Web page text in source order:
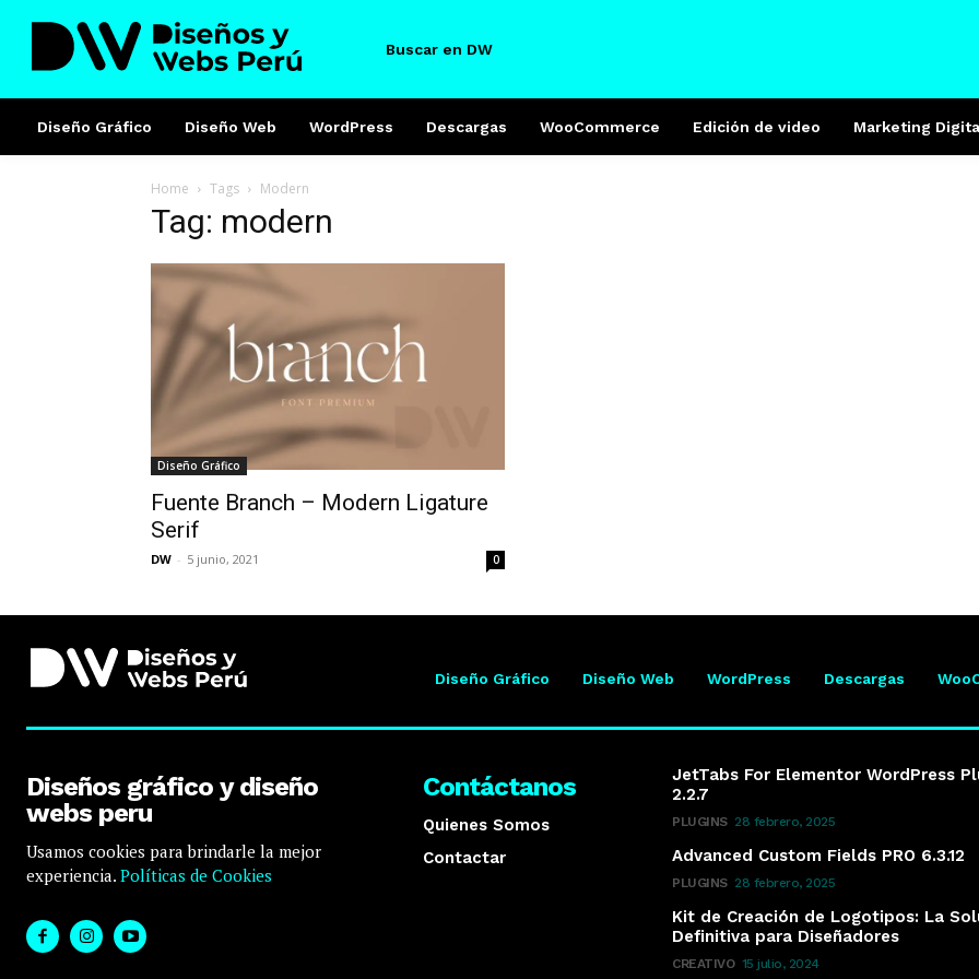
Buscar en DW
Diseño Gráfico Diseño Web WordPress Descargas WooCommerce Edición de video Marketing
Home Tags Modern
Tag: modern
Diseño Gráfico
Fuente Branch – Modern Ligature
Serif
DW - 5 junio, 2021 0
Diseño Gráfico Diseño Web WordPress Descargas
Diseños gráfico y diseño
webs peru
Usamos cookies para brindarle la mejor
experiencia. Políticas de Cookies
Contáctanos
Quienes Somos
Contactar
JetTabs For Elementor WordPress
2.2.7
PLUGINS 28 febrero, 2025
Advanced Custom Fields PRO 6.3.12
PLUGINS 28 febrero, 2025
Kit de Creación de Logotipos: La
Definitiva para Diseñadores
CREATIVO 15 julio, 2024